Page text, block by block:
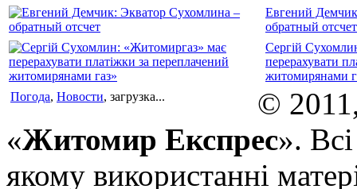
Евгений
обратный отсчет
Сергій
перерахувати
житомирянами
Погода, Новости, загрузка...
©
«Житомир Експрес».
якому використанні